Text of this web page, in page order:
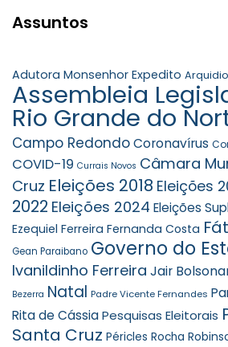
Assuntos
Adutora Monsenhor Expedito
Assembleia
Rio Grande do
Campo RedondoCoronavírus
COVID-19 Currais Novos Câmara
Cruz Eleições 2018 Eleições
2022 Eleições 2024 Eleições
Ezequiel Ferreira Fernanda Costa
Gean Paraibano Governo do
Ivanildinho Ferreira Jair
Bezerra Natal Padre Vicente Fernandes
Rita de CássiaPesquisas Eleitorais
Santa Cruz Péricles Rocha